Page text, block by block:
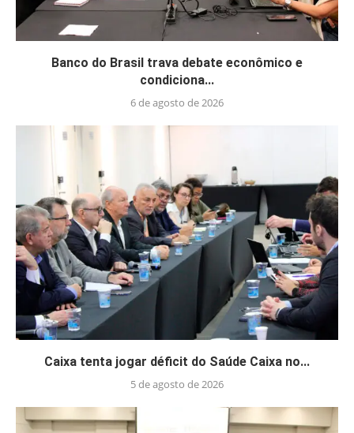
Banco do Brasil trava debate econômico e
condiciona...
6 de agosto de 2026
Caixa tenta jogar déficit do Saúde Caixa no...
5 de agosto de 2026